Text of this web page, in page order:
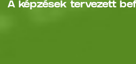
A képzések tervezett